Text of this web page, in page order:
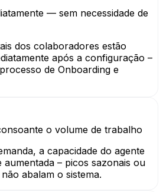
— sem necessidade de
dos colaboradores estão
após a configuração –
de Onboarding e
o volume de trabalho
a capacidade do agente
aumentada – picos sazonais ou
abalam o sistema.